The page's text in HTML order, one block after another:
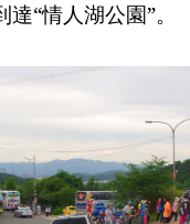
“情人湖公園”。